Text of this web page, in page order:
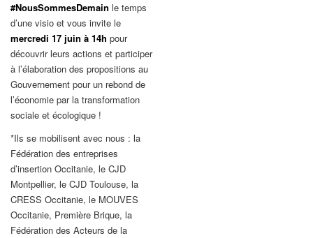
#NousSommesDemain le temps
d’une visio et vous invite le
mercredi 17 juin à 14h pour
découvrir leurs actions et participer
à l’élaboration des propositions au
Gouvernement pour un rebond de
l’économie par la transformation
sociale et écologique !
*Ils se mobilisent avec nous : la
Fédération des entreprises
d’insertion Occitanie, le CJD
Montpellier, le CJD Toulouse, la
CRESS Occitanie, le MOUVES
Occitanie, Première Brique, la
Fédération des Acteurs de la